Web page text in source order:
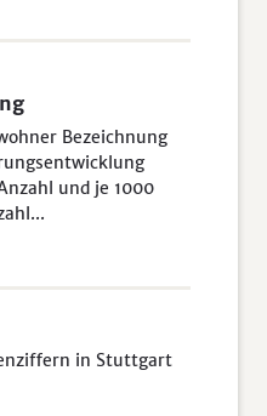
Bezeichnung
und je 1000
in Stuttgart